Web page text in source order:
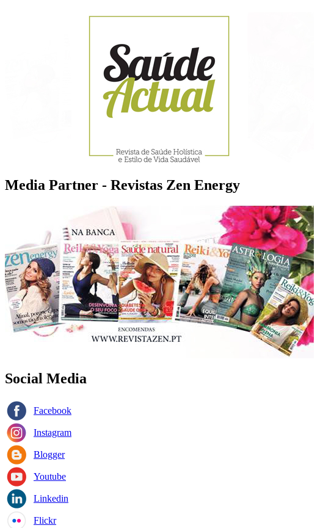
Media Partner - Revistas Zen Energy
Social Media
Facebook
Instagram
Blogger
Youtube
Linkedin
Flickr